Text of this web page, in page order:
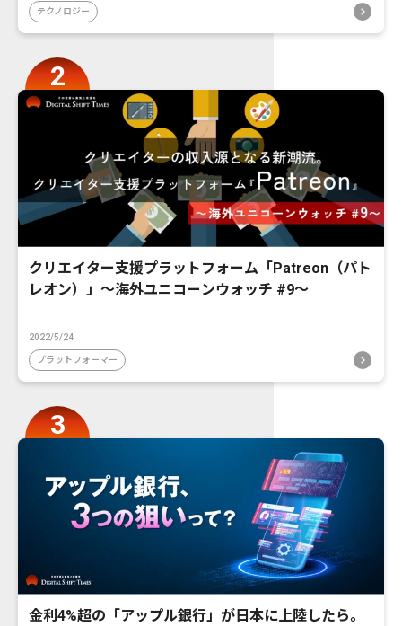
テクノロジー
クリエイター支援プラットフォーム「Patreon（パト
レオン）」〜海外ユニコーンウォッチ #9〜
2022/5/24
プラットフォーマー
金利4%超の「アップル銀行」が日本に上陸したら。